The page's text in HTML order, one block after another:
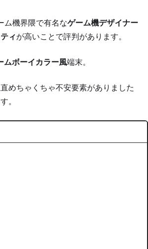
ム機界隈で有名なゲーム機デザイナー
ィが高いことで評判があります。
ムボーイカラー風端末。
めちゃくちゃ不安要素がありました
。